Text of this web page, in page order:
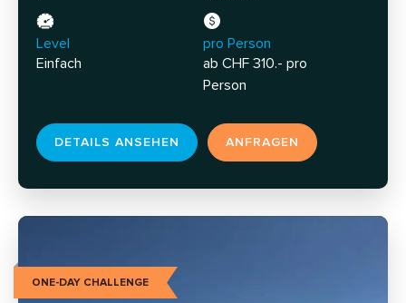
Level
Einfach
pro Person
ab CHF 310.- pro
Person
DETAILS ANSEHEN ANFRAGEN
ONE-DAY CHALLENGE